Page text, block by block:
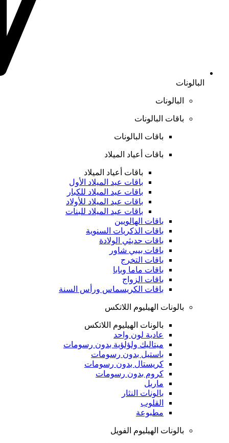
البالونات
البالونات
باقات البالونات
باقات البالونات
باقات أعياد الميلاد
باقات أعياد الميلاد
باقات عيد الميلاد الأول
باقات عيد الميلاد للكبار
باقات عيد الميلاد للأولاد
باقات عيد الميلاد للبنات
باقات الهالويين
باقات الذكريات السنوية
باقات حديثي الولادة
باقات بيبي شاور
باقات التخرج
باقات ماما وبابا
باقات الزواج
باقات الكريسماس ورأس السنة
بالونات الهيليوم اللاتكس
بالونات الهيليوم اللاتكس
عادية لون واحد
ميتاليك ولؤلؤية بدون رسومات
باستيل بدون رسومات
كريستال بدون رسومات
كروم بدون رسومات
ماربل
بالونات النثار
القلوب
مطبوعة
بالونات الهيليوم الفويل